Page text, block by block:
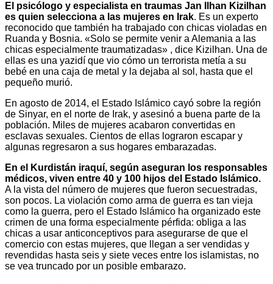
El psicólogo y especialista en traumas Jan Ilhan Kizilhan
es quien selecciona a las mujeres en Irak. Es un experto
reconocido que también ha trabajado con chicas violadas en
Ruanda y Bosnia. «Solo se permite venir a Alemania a las
chicas especialmente traumatizadas» , dice Kizilhan. Una de
ellas es una yazidí que vio cómo un terrorista metía a su
bebé en una caja de metal y la dejaba al sol, hasta que el
pequeño murió.
En agosto de 2014, el Estado Islámico cayó sobre la región
de Sinyar, en el norte de Irak, y asesinó a buena parte de la
población. Miles de mujeres acabaron convertidas en
esclavas sexuales. Cientos de ellas lograron escapar y
algunas regresaron a sus hogares embarazadas.
En el Kurdistán iraquí, según aseguran los responsables
médicos, viven entre 40 y 100 hijos del Estado Islámico.
A la vista del número de mujeres que fueron secuestradas,
son pocos. La violación como arma de guerra es tan vieja
como la guerra, pero el Estado Islámico ha organizado este
crimen de una forma especialmente pérfida: obliga a las
chicas a usar anticonceptivos para asegurarse de que el
comercio con estas mujeres, que llegan a ser vendidas y
revendidas hasta seis y siete veces entre los islamistas, no
se vea truncado por un posible embarazo.